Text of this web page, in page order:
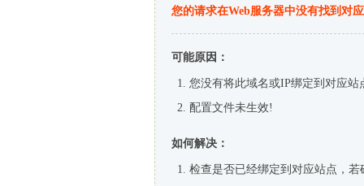
您的请求在Web服务器中没有找到对
可能原因：
您没有将此域名或IP绑定到对应站
配置文件未生效!
如何解决：
检查是否已经绑定到对应站点，